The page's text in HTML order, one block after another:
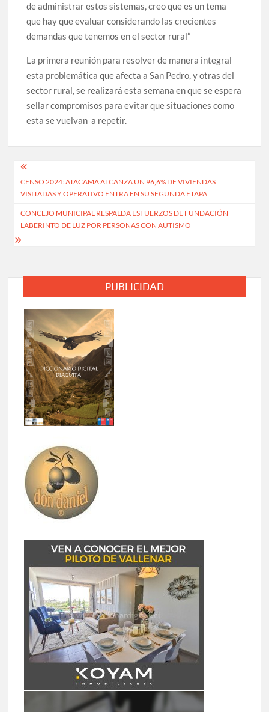
de administrar estos sistemas, creo que es un tema
que hay que evaluar considerando las crecientes
demandas que tenemos en el sector rural”
La primera reunión para resolver de manera integral
esta problemática que afecta a San Pedro, y otras del
sector rural, se realizará esta semana en que se espera
sellar compromisos para evitar que situaciones como
esta se vuelvan a repetir.
Navegación
de
entradas
CENSO 2024: ATACAMA ALCANZA UN 96,6% DE VIVIENDAS
VISITADAS Y OPERATIVO ENTRA EN SU SEGUNDA ETAPA
CONCEJO MUNICIPAL RESPALDA ESFUERZOS DE FUNDACIÓN
LABERINTO DE LUZ POR PERSONAS CON AUTISMO
PUBLICIDAD